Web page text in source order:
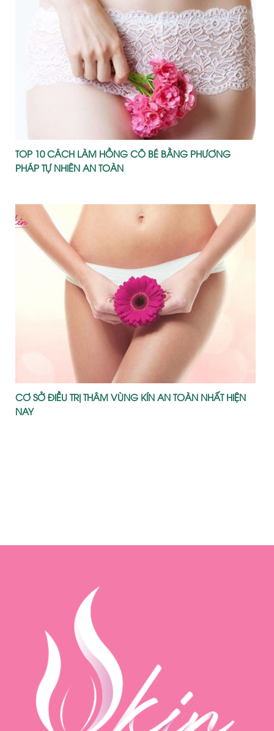
TOP 10 CÁCH LÀM HỒNG CÔ BÉ BẰNG PHƯƠNG
PHÁP TỰ NHIÊN AN TOÀN
CƠ SỞ ĐIỀU TRỊ THÂM VÙNG KÍN AN TOÀN NHẤT HIỆN
NAY